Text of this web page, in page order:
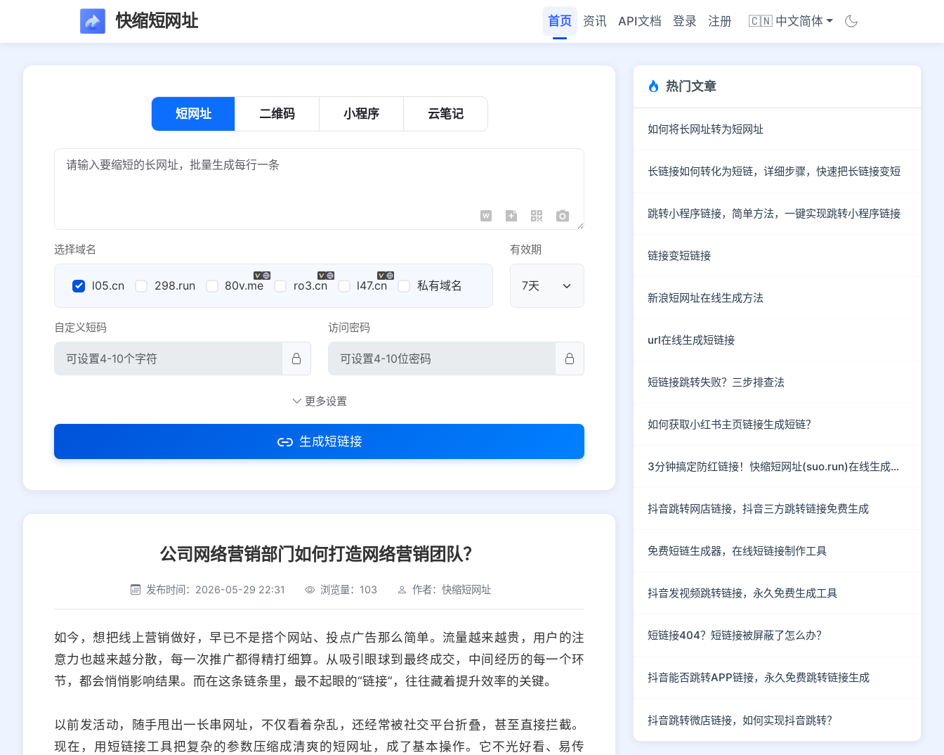
快缩短网址 首页 资讯 API文档 登录 注册 🇨🇳 中文简体
短网址 二维码 小程序 云笔记
选择域名
l05.cn 298.run 80v.me ro3.cn l47.cn 私有域名 公共域名
有效期
自定义短码 访问密码
社交平台 电商平台
选择防红平台类型，避免链接被拦截
平台设置
iOS Android PC 其他
更多设置
生成短链接
公司网络营销部门如何打造网络营销团队？
发布时间：2026-05-29 22:31 浏览量：103 作者：快缩短网址
如今，想把线上营销做好，早已不是搭个网站、投点广告那么简单。流量越来越贵，用户的注
意力也越来越分散，每一次推广都得精打细算。从吸引眼球到最终成交，中间经历的每一个环
节，都会悄悄影响结果。而在这条链条里，最不起眼的“链接”，往往藏着提升效率的关键。
以前发活动，随手甩出一长串网址，不仅看着杂乱，还经常被社交平台折叠，甚至直接拦截。
现在，用短链接工具把复杂的参数压缩成清爽的短网址，成了基本操作。它不光好看、易传
热门文章
如何将长网址转为短网址
长链接如何转化为短链，详细步骤，快速把长链接变短
跳转小程序链接，简单方法，一键实现跳转小程序链接
链接变短链接
新浪短网址在线生成方法
url在线生成短链接
短链接跳转失败？三步排查法
如何获取小红书主页链接生成短链？
3分钟搞定防红链接！快缩短网址(suo.run)在线生成指南
抖音跳转网店链接，抖音三方跳转链接免费生成
免费短链生成器，在线短链接制作工具
抖音发视频跳转链接，永久免费生成工具
短链接404？短链接被屏蔽了怎么办？
抖音能否跳转APP链接，永久免费跳转链接生成
抖音跳转微店链接，如何实现抖音跳转？